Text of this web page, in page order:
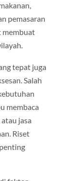
pemasaran
membuat
tepat juga
Salah
membaca
jasa
Riset